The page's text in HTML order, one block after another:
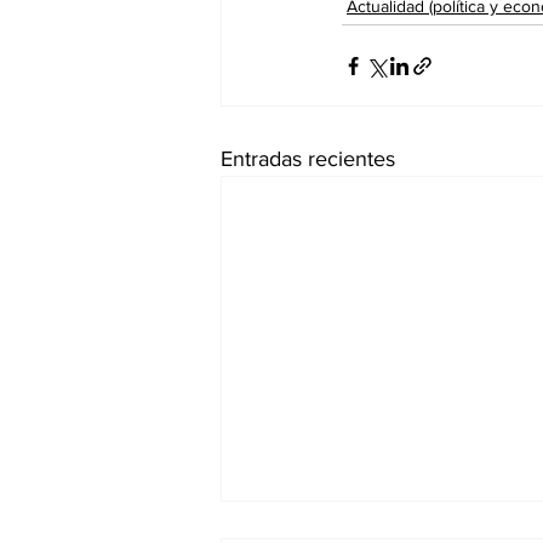
Actualidad (política y
Entradas recientes